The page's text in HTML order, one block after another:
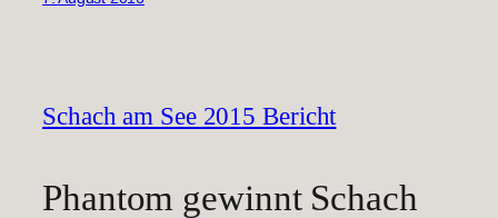
Schach am See 2015 Bericht
Phantom gewinnt Schach